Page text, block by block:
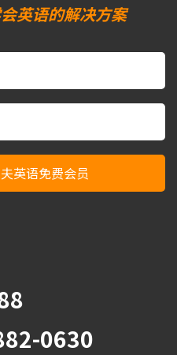
英语的解决方案
0630